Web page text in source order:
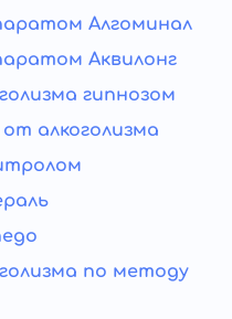
Алгоминал
Аквилонг
гипнозом
алкоголизма
по методу